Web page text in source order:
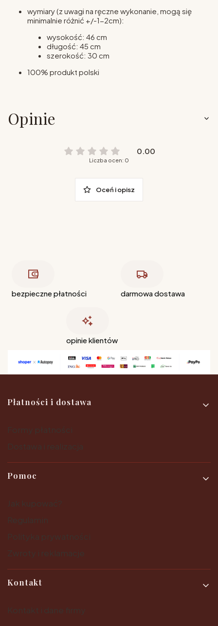
wymiary (z uwagi na ręczne wykonanie, mogą się
minimalnie różnić +/-1-2cm):
wysokość: 46 cm
długość: 45 cm
szerokość: 30 cm
100% produkt polski
Opinie
0.00
Liczba ocen: 0
Oceń i opisz
bezpieczne płatności darmowa dostawa
opinie klientów
Linki w stopce
Płatności i dostawa
Pomoc
Kontakt